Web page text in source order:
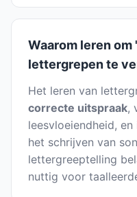
Waarom leren
lettergrepen te
Het leren van
correcte uitspraak,
leesvloeiendheid,
het schrijven van
lettergreeptelling
nuttig voor